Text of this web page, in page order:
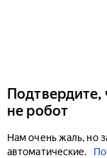
Подтвердите,
не робот
Нам очень жаль, но
автоматические.